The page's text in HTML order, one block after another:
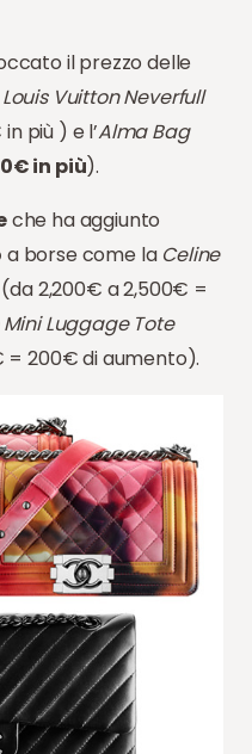
il prezzo delle
Vuitton Neverfull
più ) e l’Alma Bag
in più).
che ha aggiunto
a borse come la Celine
2,200€ a 2,500€ =
Mini Luggage Tote
= 200€ di aumento).